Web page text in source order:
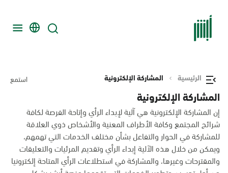
الرئيسية المشاركة الإلكترونية استمع
المشاركة الإلكترونية
إن المشاركة الإلكترونية هي آلية لإبداء الرأي وإتاحة الفرصة لكافة
شرائح المجتمع وكافة الأطراف المعنية والأشخاص ذوي العلاقة
للمشاركة في الحوار والتفاعل بشأن مختلف الخدمات التي تهمهم،
ويمكن من خلال هذه الآلية إبداء الرأي وتقديم المرئيات والتعليقات
والمقترحات وغيرها، والمشاركة في استطلاعات الرأي المتاحة إلكترونيا